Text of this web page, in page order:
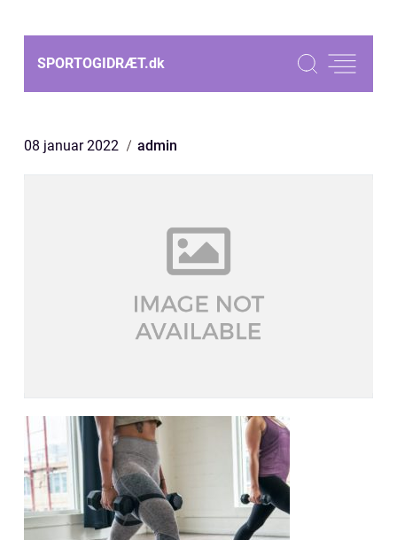
SPORTOGIDRÆT.dk
08 januar 2022 admin